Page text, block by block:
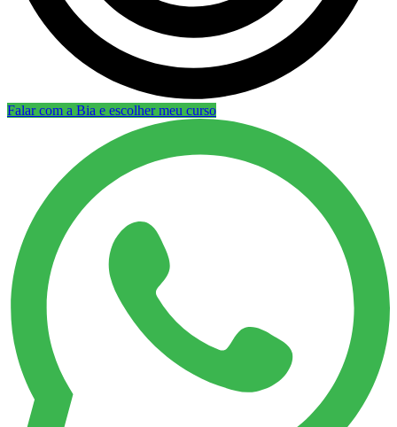
Falar com a Bia e escolher meu curso